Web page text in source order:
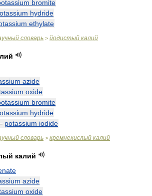
bromite
hydride
ethylate
словарь > йодистый калий
azide
oxide
bromite
hydride
potassium iodide
словарь > кремнекислый калий
калий
azide
oxide